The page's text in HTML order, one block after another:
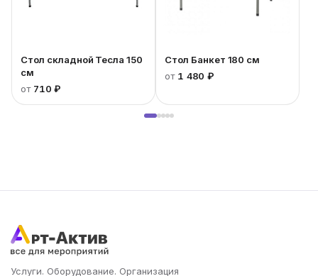
Стол складной Тесла 150
см
от 710 ₽
Стол Банкет 180 см
от 1 480 ₽
Услуги. Оборудование. Организация